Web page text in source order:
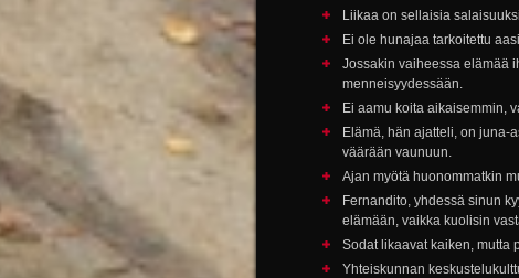
Liikaa on sellaisia
Ei ole hunajaa tarkoitettu
Jossakin vaiheessa elämää
menneisyydessään.
Ei aamu koita aikaisemmin,
Elämä, hän ajatteli, on juna-
väärään vaunuun.
Ajan myötä huonommatkin
Fernandito, yhdessä sinun
elämään, vaikka kuolisin
Sodat likaavat kaiken, mutta
Yhteiskunnan